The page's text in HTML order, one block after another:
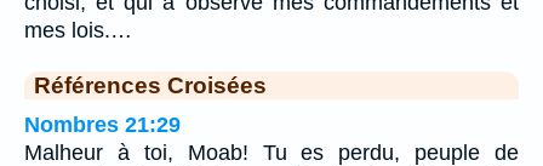
mes lois.…
Références Croisées
Nombres 21:29
Malheur à toi, Moab! Tu es perdu, peuple de